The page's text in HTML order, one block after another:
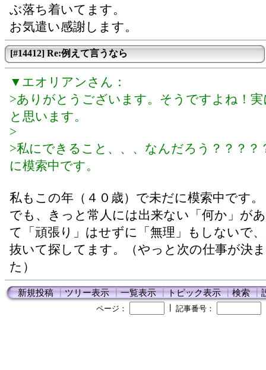
ぶ落ち着いてます。
お気遣い感謝します。
[#14412] Re:例えて言うなら
▼エオリアンさん：
>ありがとうございます。そうですよね！
と思います。
>
>私にできること、、、なんだろう？？？？
に模索中です。
私もこの年（４０歳）で未だに模索中です。
でも、きっと常人には出来ない「何か」が
て「頑張り」はせずに「無理」もしないで
抜いて探してます。（やっと次の仕事が決
た）
新規投稿┃ツリー表示┃一覧表示┃トピック表示┃検索┃
ページ： 記事番号：